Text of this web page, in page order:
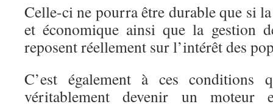
Celle-ci ne pourra être durable que si
et économique ainsi que la gestion
reposent réellement sur l’intérêt des
C’est également à ces conditions
véritablement devenir un